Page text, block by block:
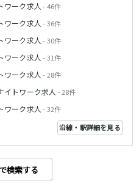
ワーク求人 - 46件
ワーク求人 - 36件
ワーク求人 - 30件
ワーク求人 - 31件
ワーク求人 - 28件
イトワーク求人 - 28件
ワーク求人 - 32件
沿線・駅詳細を見る
検索する
浜駅
台駅
岡駅
町駅
道駅